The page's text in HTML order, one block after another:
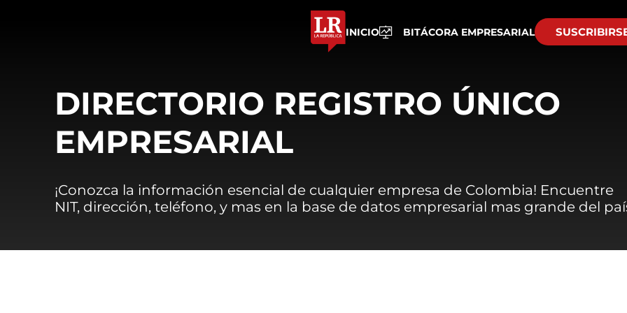
INICIO BITÁCORA EMPRESARIAL
DIRECTORIO REGISTRO ÚNICO
EMPRESARIAL
¡Conozca la información esencial de cualquier empresa de Colombia! Encuentre
NIT, dirección, teléfono, y mas en la base de datos empresarial mas grande del